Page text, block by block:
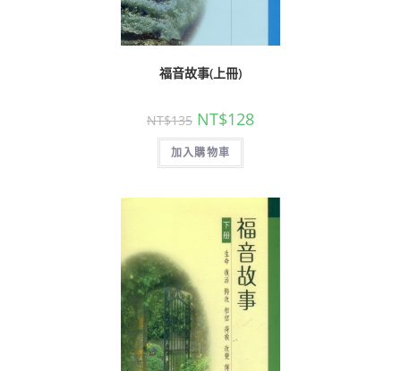
福音故事(上冊)
NT$135 NT$128
加入購物車